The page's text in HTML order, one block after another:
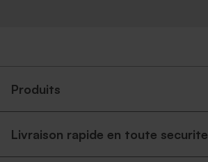
Produits
Livraison rapide en toute securite